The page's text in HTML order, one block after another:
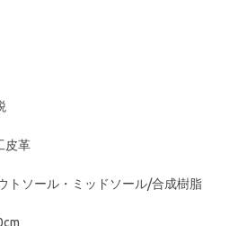
皮革
トソール・ミッドソール/合成樹脂